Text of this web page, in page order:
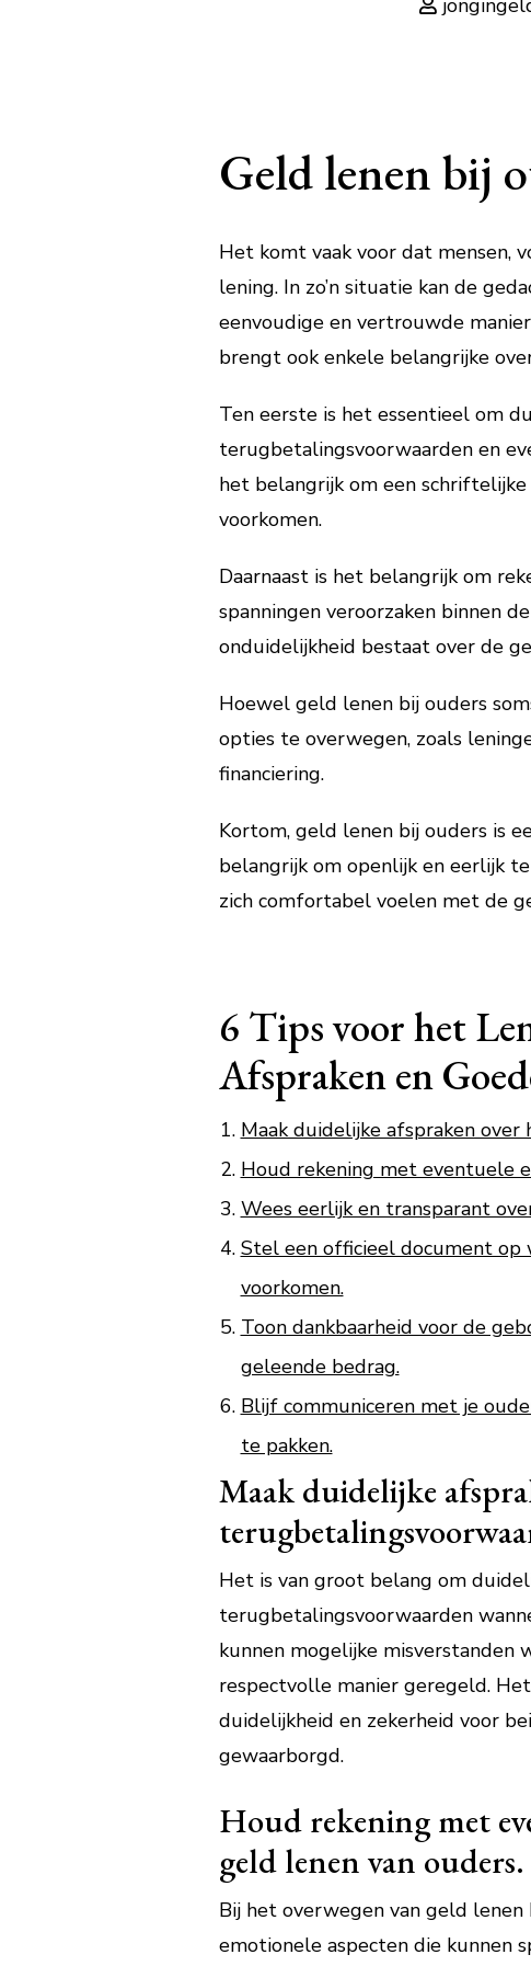
Geld lenen bij
Het komt vaak voor dat mensen,
lening. In zo’n situatie kan de
eenvoudige en vertrouwde
brengt ook enkele belangrijke
Ten eerste is het essentieel om
terugbetalingsvoorwaarden en
het belangrijk om een
voorkomen.
Daarnaast is het belangrijk om
spanningen veroorzaken binnen
onduidelijkheid bestaat over de
Hoewel geld lenen bij ouders
opties te overwegen, zoals
financiering.
Kortom, geld lenen bij ouders is
belangrijk om openlijk en eerlijk
zich comfortabel voelen met de
6 Tips voor het
Afspraken en
Maak duidelijke afspraken
Houd rekening met eventuele
Wees eerlijk en transparant
Stel een officieel document op
voorkomen.
Toon dankbaarheid voor de
geleende bedrag.
Blijf communiceren met je
te pakken.
Maak duidelijke
Het is van groot belang om
terugbetalingsvoorwaarden
kunnen mogelijke misverstanden
respectvolle manier geregeld.
duidelijkheid en zekerheid voor
gewaarborgd.
Houd rekening met
geld lenen van ouders.
Bij het overwegen van geld
emotionele aspecten die kunnen